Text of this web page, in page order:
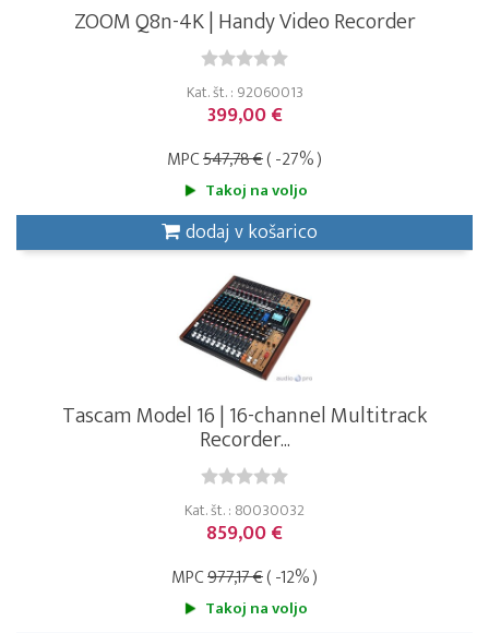
ZOOM Q8n-4K | Handy Video Recorder
Kat. št. : 92060013
399,00 €
MPC547,78 €( -27% )
Takoj na voljo
dodaj v košarico
Tascam Model 16 | 16-channel Multitrack
Recorder...
Kat. št. : 80030032
859,00 €
MPC977,17 €( -12% )
Takoj na voljo